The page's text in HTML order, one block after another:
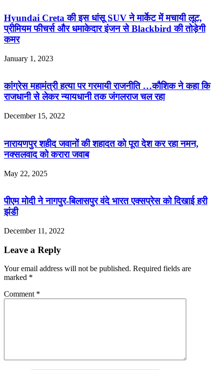
Hyundai Creta की इस धांसू SUV ने मार्केट में मचायी लूट,
प्रीमियम फीचर्स और धमाकेदार इंजन से Blackbird की तोड़ेगी
कमर
January 1, 2023
कांग्रेस महामंत्री हत्या पर गरमायी राजनीति …कौशिक ने कहा कि
राजधानी से लेकर न्यायधानी तक जंगलराज चल रहा
December 15, 2022
नारायणपुर शहीद जवानों की शहादत को पूरा देश कर रहा नमन,
नक्सलवाद को करारा जवाब
May 22, 2025
पीएम मोदी ने नागपुर-बिलासपुर वंदे भारत एक्सप्रेस को दिखाई हरी
झंडी
December 11, 2022
Leave a Reply
Your email address will not be published. Required fields are
marked *
Comment *